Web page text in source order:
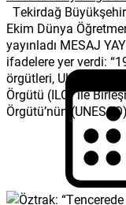
Tekirdağ
Ekim Dünya
yayınladı MESAJ
ifadelere yer verdi:
örgütleri,
Örgütü (ILO) ile
Örgütü’nün